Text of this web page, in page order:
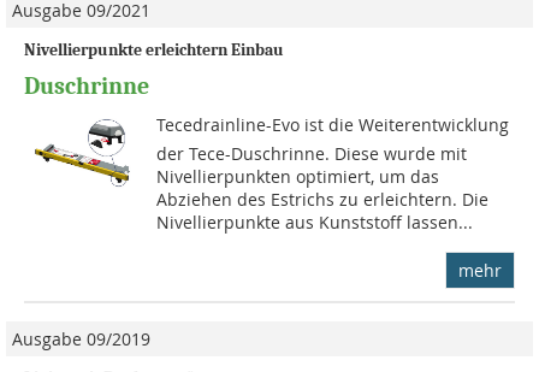
Ausgabe 09/2021
Nivellierpunkte erleichtern Einbau
Duschrinne
Tecedrainline-Evo ist die Weiterentwicklung
der Tece-Duschrinne. Diese wurde mit
Nivellierpunkten optimiert, um das
Abziehen des Estrichs zu erleichtern. Die
Nivellierpunkte aus Kunststoff lassen...
mehr
Ausgabe 09/2019